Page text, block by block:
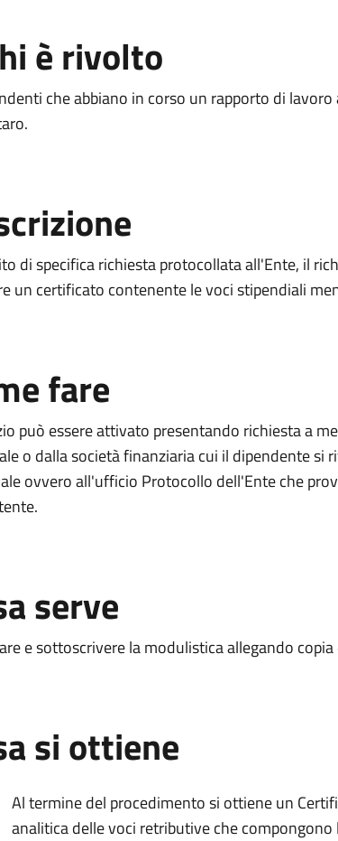
è rivolto
che abbiano in corso un rapporto di
di specifica richiesta protocollata all'Ente, il
un certificato contenente le voci stipendiali
fare
può essere attivato presentando richiesta a
o dalla società finanziaria cui il dipendente si
ovvero all'ufficio Protocollo dell'Ente che
serve
e sottoscrivere la modulistica allegando
si ottiene
Al termine del procedimento si ottiene un
analitica delle voci retributive che